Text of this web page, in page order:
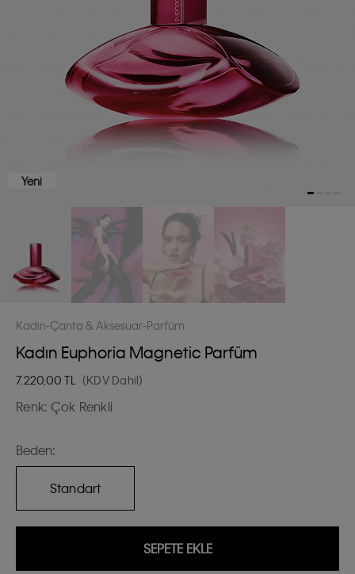
Yeni
Kadın Çanta & Aksesuar Parfüm
Kadın Euphoria Magnetic Parfüm
7.220,00 TL (KDV Dahil)
Renk: Çok Renkli
Beden:
Standart
SEPETE EKLE